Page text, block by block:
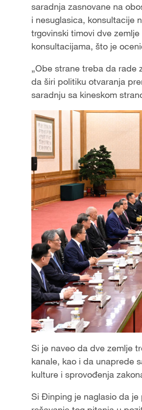
saradnja zasnovane na
i nesuglasica, konsultacije
trgovinski timovi dve
konsultacijama, što je
„Obe strane treba da rade
da širi politiku otvaranja
saradnju sa kineskom
Si je naveo da dve zemlje
kanale, kao i da unaprede
kulture i sprovođenja
Si Đinping je naglasio da je